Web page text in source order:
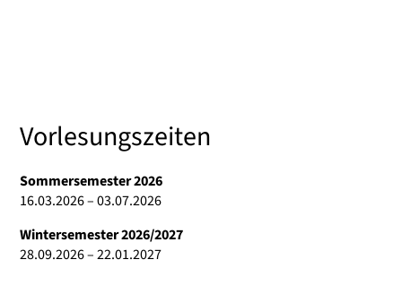
Vorlesungszeiten
Sommersemester 2026
16.03.2026 – 03.07.2026
Wintersemester 2026/2027
28.09.2026 – 22.01.2027